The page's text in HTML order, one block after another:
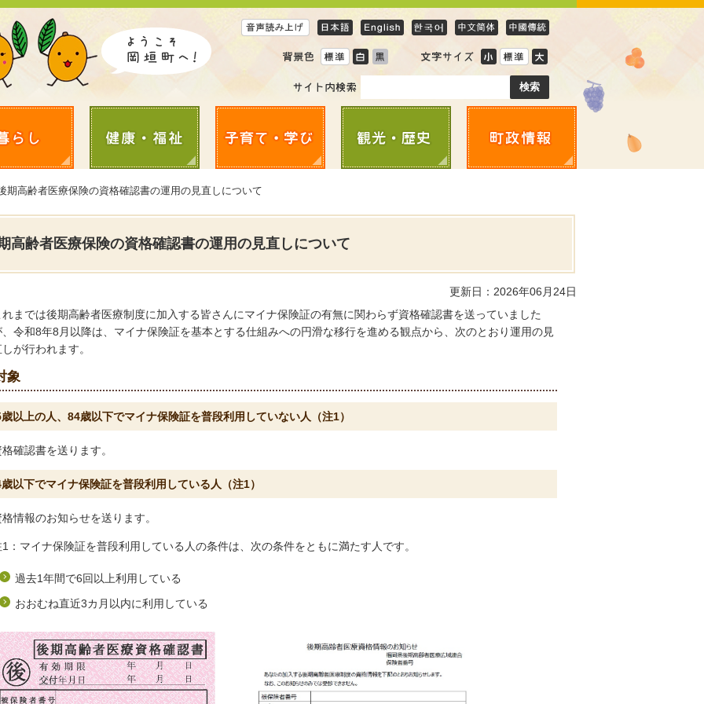
期高齢者医療保険の資格確認書の運用の見直しについて
高齢者医療保険の資格確認書の運用の見直しについて
更新日：2026年06月24日
れまでは後期高齢者医療制度に加入する皆さんにマイナ保険証の有無に関わらず資格確認書を送っていました
、令和8年8月以降は、マイナ保険証を基本とする仕組みへの円滑な移行を進める観点から、次のとおり運用の見
が行われます。
象
以上の人、84歳以下でマイナ保険証を普段利用していない人（注1）
確認書を送ります。
以下でマイナ保険証を普段利用している人（注1）
情報のお知らせを送ります。
1：マイナ保険証を普段利用している人の条件は、次の条件をともに満たす人です。
過去1年間で6回以上利用している
おおむね直近3カ月以内に利用している